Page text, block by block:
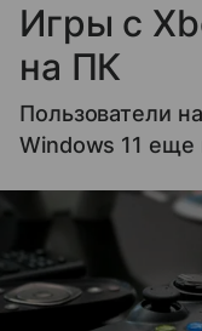
Игры с
на ПК
Пользователи
Windows 11